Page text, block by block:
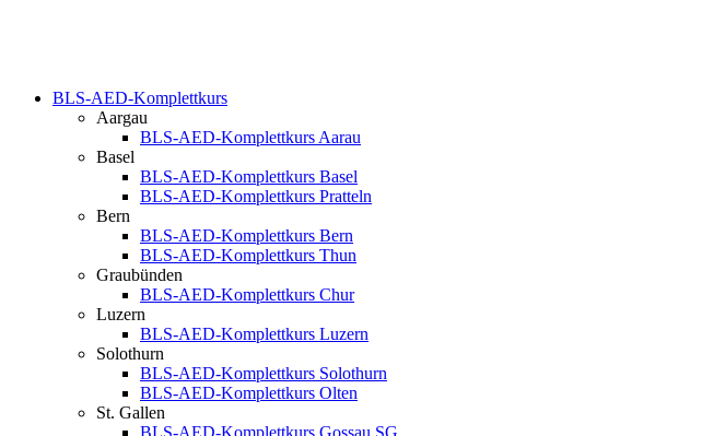
BLS-AED-Komplettkurs
Aargau
BLS-AED-Komplettkurs Aarau
Basel
BLS-AED-Komplettkurs Basel
BLS-AED-Komplettkurs Pratteln
Bern
BLS-AED-Komplettkurs Bern
BLS-AED-Komplettkurs Thun
Graubünden
BLS-AED-Komplettkurs Chur
Luzern
BLS-AED-Komplettkurs Luzern
Solothurn
BLS-AED-Komplettkurs Solothurn
BLS-AED-Komplettkurs Olten
St. Gallen
BLS-AED-Komplettkurs Gossau SG